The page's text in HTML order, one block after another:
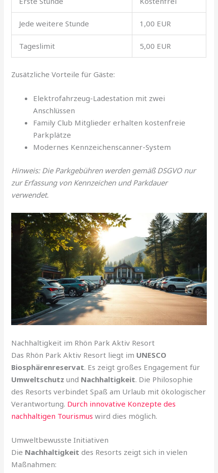
Jede weitere Stunde 1,00 EUR
Tageslimit 5,00 EUR
Zusätzliche Vorteile für Gäste:
Elektrofahrzeug-Ladestation mit zwei
Anschlüssen
Family Club Mitglieder erhalten kostenfreie
Parkplätze
Modernes Kennzeichenscanner-System
Hinweis: Die Parkgebühren werden gemäß DSGVO nur
zur Erfassung von Kennzeichen und Parkdauer
verwendet.
Nachhaltigkeit im Rhön Park Aktiv Resort
Das Rhön Park Aktiv Resort liegt im UNESCO
Biosphärenreservat. Es zeigt großes Engagement für
Umweltschutz und Nachhaltigkeit. Die Philosophie
des Resorts verbindet Spaß am Urlaub mit ökologischer
Verantwortung. Durch innovative Konzepte des
nachhaltigen Tourismus wird dies möglich.
Umweltbewusste Initiativen
Die Nachhaltigkeit des Resorts zeigt sich in vielen
Maßnahmen: